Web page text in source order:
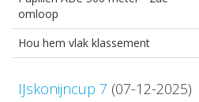
omloop
Hou hem vlak klassement
IJskonijncup 7 (07-12-2025)